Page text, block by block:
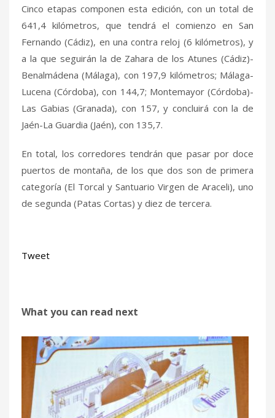
Cinco etapas componen esta edición, con un total de
641,4 kilómetros, que tendrá el comienzo en San
Fernando (Cádiz), en una contra reloj (6 kilómetros), y
a la que seguirán la de Zahara de los Atunes (Cádiz)-
Benalmádena (Málaga), con 197,9 kilómetros; Málaga-
Lucena (Córdoba), con 144,7; Montemayor (Córdoba)-
Las Gabias (Granada), con 157, y concluirá con la de
Jaén-La Guardia (Jaén), con 135,7.
En total, los corredores tendrán que pasar por doce
puertos de montaña, de los que dos son de primera
categoría (El Torcal y Santuario Virgen de Araceli), uno
de segunda (Patas Cortas) y diez de tercera.
Tweet
What you can read next